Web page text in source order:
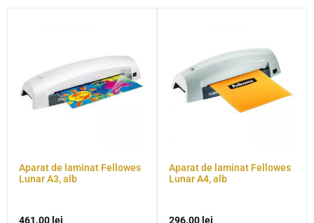
Aparat de laminat Fellowes
Lunar A3, alb
461.00 lei
Aparat de laminat Fellowes
Lunar A4, alb
296.00 lei